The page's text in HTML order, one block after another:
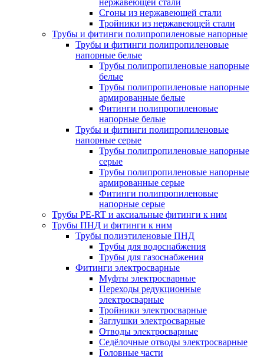
нержавеющей стали
Сгоны из нержавеющей стали
Тройники из нержавеющей стали
Трубы и фитинги полипропиленовые напорные
Трубы и фитинги полипропиленовые
напорные белые
Трубы полипропиленовые напорные
белые
Трубы полипропиленовые напорные
армированные белые
Фитинги полипропиленовые
напорные белые
Трубы и фитинги полипропиленовые
напорные серые
Трубы полипропиленовые напорные
серые
Трубы полипропиленовые напорные
армированные серые
Фитинги полипропиленовые
напорные серые
Трубы PE-RT и аксиальные фитинги к ним
Трубы ПНД и фитинги к ним
Трубы полиэтиленовые ПНД
Трубы для водоснабжения
Трубы для газоснабжения
Фитинги электросварные
Муфты электросварные
Переходы редукционные
электросварные
Тройники электросварные
Заглушки электросварные
Отводы электросварные
Седёлочные отводы электросварные
Головные части